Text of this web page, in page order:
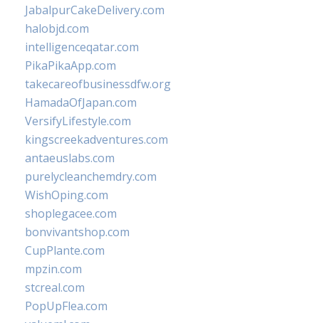
JabalpurCakeDelivery.com
halobjd.com
intelligenceqatar.com
PikaPikaApp.com
takecareofbusinessdfw.org
HamadaOfJapan.com
VersifyLifestyle.com
kingscreekadventures.com
antaeuslabs.com
purelycleanchemdry.com
WishOping.com
shoplegacee.com
bonvivantshop.com
CupPlante.com
mpzin.com
stcreal.com
PopUpFlea.com